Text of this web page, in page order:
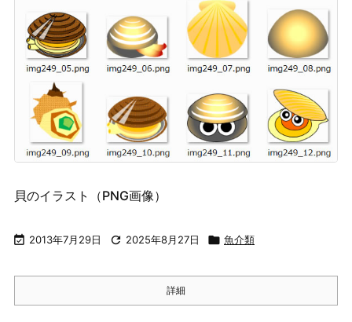
貝のイラスト（PNG画像）
 2013年7月29日  2025年8月27日  魚介類
詳細